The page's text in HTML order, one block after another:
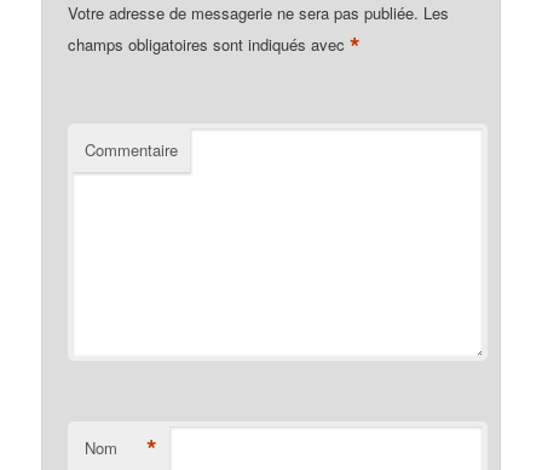
Votre adresse de messagerie ne sera pas publiée. Les
champs obligatoires sont indiqués avec*
Commentaire
Nom *